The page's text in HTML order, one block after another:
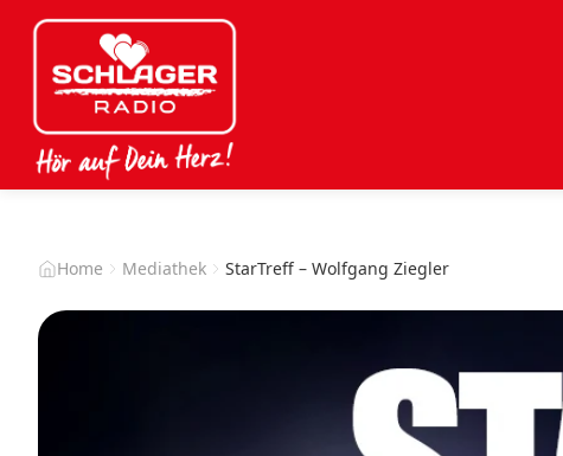
Home Mediathek StarTreff – Wolfgang Ziegler